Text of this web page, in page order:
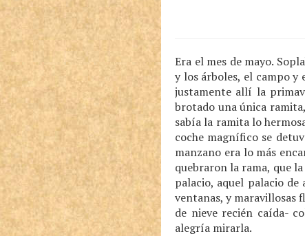
Era el mes de mayo.
y los árboles, el campo y
justamente allí la
brotado una única
sabía la ramita lo
coche magnífico se
manzano era lo más
quebraron la rama, que
palacio, aquel palacio
ventanas, y maravillosas
de nieve recién caída-
alegría mirarla.